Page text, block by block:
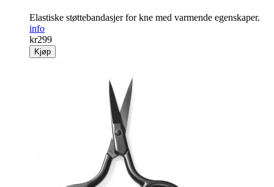
Elastiske støtte­bandasjer for kne med ­varmende egen­skaper.
info
kr299
Kjøp